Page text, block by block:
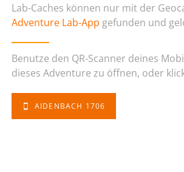
Lab-Caches können nur mit der
Adventure Lab-App gefunden und
Benutze den QR-Scanner deines
dieses Adventure zu öffnen, oder
AIDENBACH 1706